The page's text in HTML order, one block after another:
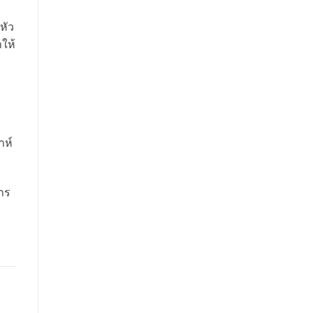
ว
ห้
ห์
ร